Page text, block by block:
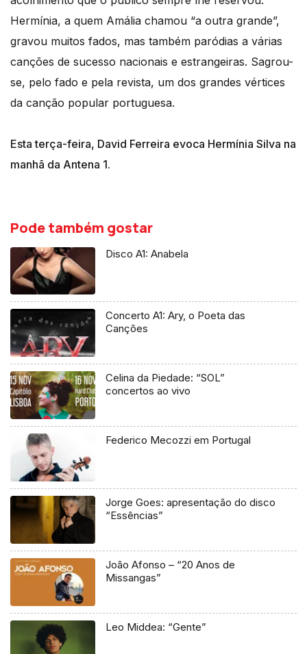
Hermínia, a quem Amália chamou “a outra grande”,
gravou muitos fados, mas também paródias a várias
canções de sucesso nacionais e estrangeiras. Sagrou-
se, pelo fado e pela revista, um dos grandes vértices
da canção popular portuguesa.
Esta terça-feira, David Ferreira evoca Hermínia Silva na
manhã da Antena 1.
Pode também gostar
Disco A1: Anabela
Concerto A1: Ary, o Poeta das
Canções
Celina da Piedade: “SOL”
concertos ao vivo
Federico Mecozzi em Portugal
Jorge Goes: apresentação do disco
“Essências”
João Afonso – “20 Anos de
Missangas”
Leo Middea: “Gente”